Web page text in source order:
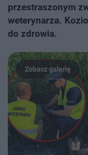
przestraszonym
weterynarza.
do zdrowia.